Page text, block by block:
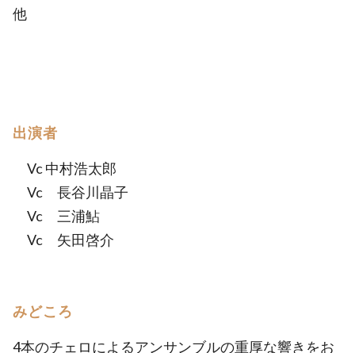
他
出演者
Vc 中村浩太郎
Vc 長谷川晶子
Vc 三浦鮎
Vc 矢田啓介
みどころ
4本のチェロによるアンサンブルの重厚な響きをお